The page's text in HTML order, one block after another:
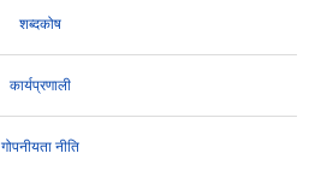
शब्दकोष
कार्यप्रणाली
गोपनीयता नीति